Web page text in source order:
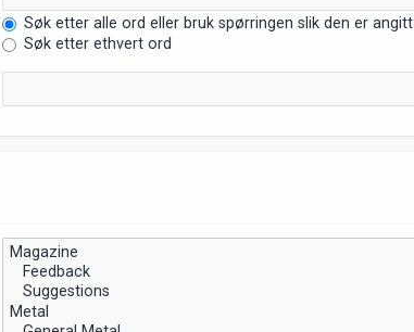
Søk etter alle ord eller bruk spørringen slik den er angitt
Søk etter ethvert ord